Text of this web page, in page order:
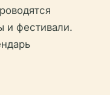
и фестивали.